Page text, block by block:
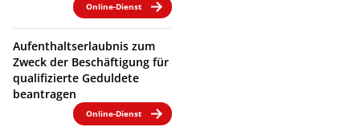
Online-Dienst
Aufenthaltserlaubnis zum
Zweck der Beschäftigung für
qualifizierte Geduldete
beantragen
Online-Dienst